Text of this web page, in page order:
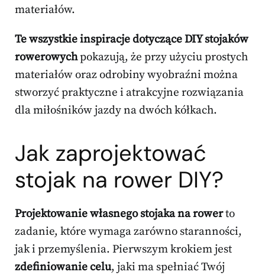
materiałów.
Te wszystkie inspiracje dotyczące DIY stojaków
rowerowychpokazują, że przy użyciu prostych
materiałów oraz odrobiny wyobraźni można
stworzyć praktyczne i atrakcyjne rozwiązania
dla miłośników jazdy na dwóch kółkach.
Jak zaprojektować
stojak na rower DIY?
Projektowanie własnego stojaka na rowerto
zadanie, które wymaga zarówno staranności,
jak i przemyślenia. Pierwszym krokiem jest
zdefiniowanie celu, jaki ma spełniać Twój